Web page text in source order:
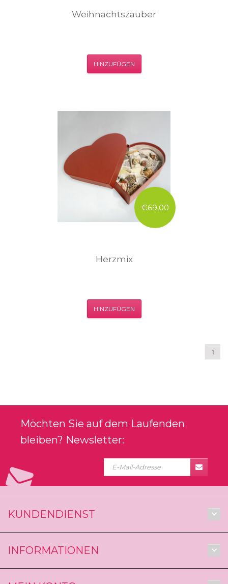
Weihnachtszauber
HINZUFÜGEN
€69,00
Herzmix
HINZUFÜGEN
1
Möchten Sie auf dem Laufenden
bleiben? Newsletter:
KUNDENDIENST
INFORMATIONEN